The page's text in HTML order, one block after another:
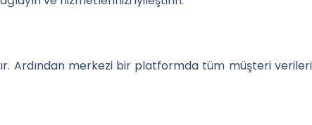
Ardından merkezi bir platformda tüm müşteri